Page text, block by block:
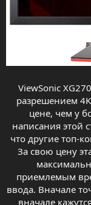
ViewSonic
разрешением
цене, чем у
написания этой
что другие топ-
За свою цену
приемлемым
ввода. Вначале
вначале